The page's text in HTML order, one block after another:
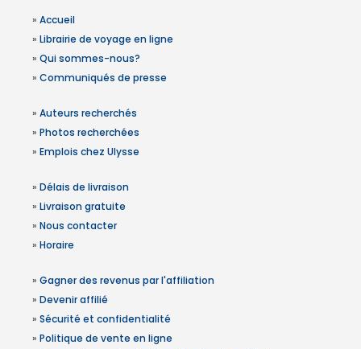
» Accueil
» Librairie de voyage en ligne
» Qui sommes-nous?
» Communiqués de presse
» Auteurs recherchés
» Photos recherchées
» Emplois chez Ulysse
» Délais de livraison
» Livraison gratuite
» Nous contacter
» Horaire
» Gagner des revenus par l'affiliation
» Devenir affilié
» Sécurité et confidentialité
» Politique de vente en ligne